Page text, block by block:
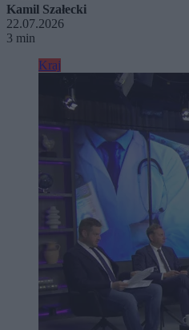
Kamil Szałecki
22.07.2026
3 min
Kraj